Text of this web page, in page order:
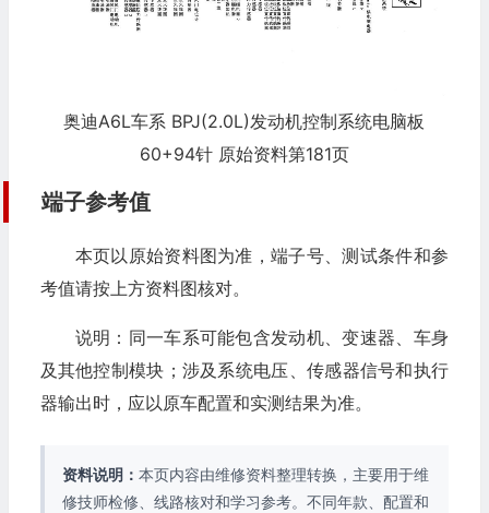
奥迪A6L车系 BPJ(2.0L)发动机控制系统电脑板
60+94针 原始资料第181页
端子参考值
本页以原始资料图为准，端子号、测试条件和参
考值请按上方资料图核对。
说明：同一车系可能包含发动机、变速器、车身
及其他控制模块；涉及系统电压、传感器信号和执行
器输出时，应以原车配置和实测结果为准。
资料说明： 本页内容由维修资料整理转换，主要用于维
修技师检修、线路核对和学习参考。不同年款、配置和